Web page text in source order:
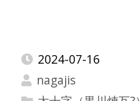
2024-07-16
nagajis